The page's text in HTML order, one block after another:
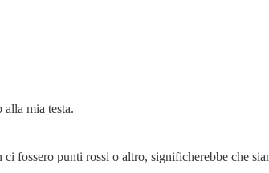
mia testa.
fossero punti rossi o altro, significherebbe che